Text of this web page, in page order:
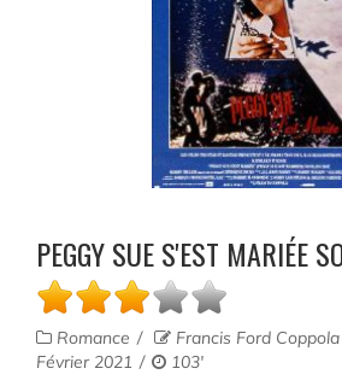
PEGGY SUE S'EST MARIÉE
Romance Francis Ford Coppola
Février 2021
103'